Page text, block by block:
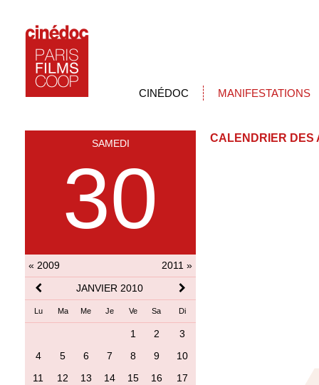
CINÉDOC MANIFESTATIONS
SAMEDI
30
« 2009
2011 »
JANVIER 2010
Lu Ma Me Je Ve Sa Di
1 2
3
4
5 6 7 8 9
10
11
12 13 14 15 16
17
CALENDRIER DES